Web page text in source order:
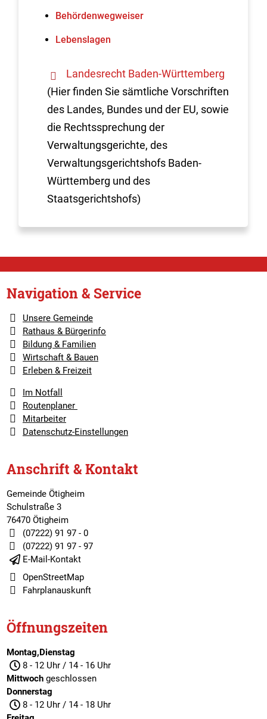
Behördenwegweiser
Lebenslagen
Landesrecht Baden-Württemberg
(Hier finden Sie sämtliche Vorschriften
des Landes, Bundes und der EU, sowie
die Rechtssprechung der
Verwaltungsgerichte, des
Verwaltungsgerichtshofs Baden-
Württemberg und des
Staatsgerichtshofs)
Navigation & Service
Unsere Gemeinde
Rathaus & Bürgerinfo
Bildung & Familien
Wirtschaft & Bauen
Erleben & Freizeit
Im Notfall
Routenplaner
Mitarbeiter
Datenschutz-Einstellungen
Anschrift & Kontakt
Gemeinde Ötigheim
Schulstraße 3
76470 Ötigheim
(07222) 91 97 - 0
(07222) 91 97 - 97
E-Mail-Kontakt
OpenStreetMap
Fahrplanauskunft
Öffnungszeiten
Montag,Dienstag
8 - 12 Uhr / 14 - 16 Uhr
Mittwochgeschlossen
Donnerstag
8 - 12 Uhr / 14 - 18 Uhr